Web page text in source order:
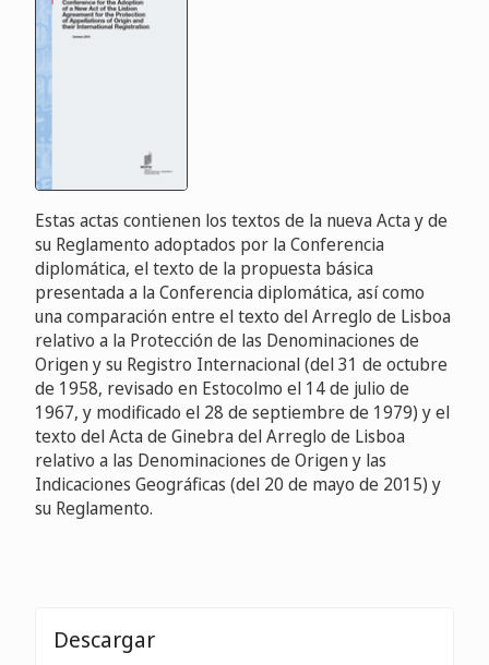
Estas actas contienen los textos de la nueva Acta y de
su Reglamento adoptados por la Conferencia
diplomática, el texto de la propuesta básica
presentada a la Conferencia diplomática, así como
una comparación entre el texto del Arreglo de Lisboa
relativo a la Protección de las Denominaciones de
Origen y su Registro Internacional (del 31 de octubre
de 1958, revisado en Estocolmo el 14 de julio de
1967, y modificado el 28 de septiembre de 1979) y el
texto del Acta de Ginebra del Arreglo de Lisboa
relativo a las Denominaciones de Origen y las
Indicaciones Geográficas (del 20 de mayo de 2015) y
su Reglamento.
Descargar